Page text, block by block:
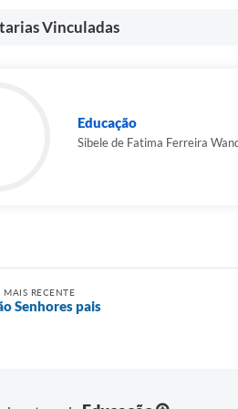
Vinculadas
Educação
Sibele de Fatima Ferreira
RECENTE
Senhores pais